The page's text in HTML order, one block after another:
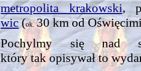
metropolita krakowski,
wic(ok.30 km od
Pochylmy się nad
który tak opisywał to